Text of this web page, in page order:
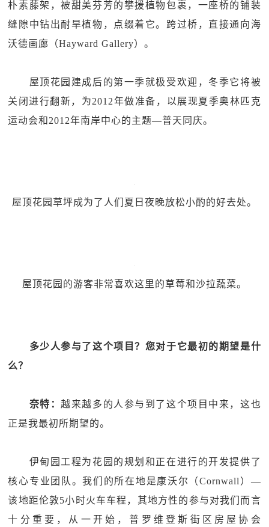
朴素藤架，被甜美芬芳的攀援植物包裹，一座桥的铺装
缝隙中钻出耐旱植物，点缀着它。跨过桥，直接通向海
沃德画廊（Hayward Gallery）。
屋顶花园建成后的第一季就极受欢迎，冬季它将被
关闭进行翻新，为2012年做准备，以展现夏季奥林匹克
运动会和2012年南岸中心的主题—普天同庆。
屋顶花园草坪成为了人们夏日夜晚放松小酌的好去处。
屋顶花园的游客非常喜欢这里的草莓和沙拉蔬菜。
多少人参与了这个项目？您对于它最初的期望是什
么？
奈特：越来越多的人参与到了这个项目中来，这也
正是我最初所期望的。
伊甸园工程为花园的规划和正在进行的开发提供了
核心专业团队。我们的所在地是康沃尔（Cornwall）—
该地距伦敦5小时火车车程，其地方性的参与对我们而言
十分重要，从一开始，普罗维登斯街区房屋协会